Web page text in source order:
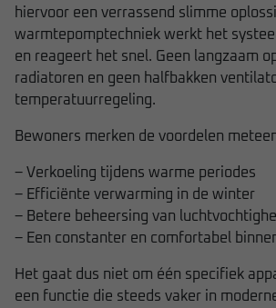
hiervoor een verrassend slimme
warmtepomptechniek werkt het
en reageert het snel. Geen langzaam
radiatoren en geen halfbakken
temperatuurregeling.
Bewoners merken de voordelen
– Verkoeling tijdens warme periodes
– Efficiënte verwarming in de winter
– Betere beheersing van
– Een constanter en comfortabel
Het gaat dus niet om één specifiek
een functie die steeds vaker in